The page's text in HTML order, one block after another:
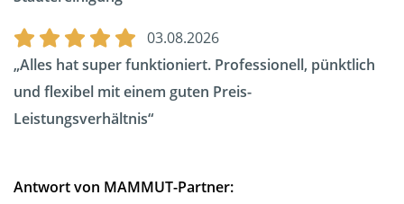
03.08.2026
Alles hat super funktioniert. Professionell, pünktlich
und flexibel mit einem guten Preis-
Leistungsverhältnis
Antwort von MAMMUT-Partner: